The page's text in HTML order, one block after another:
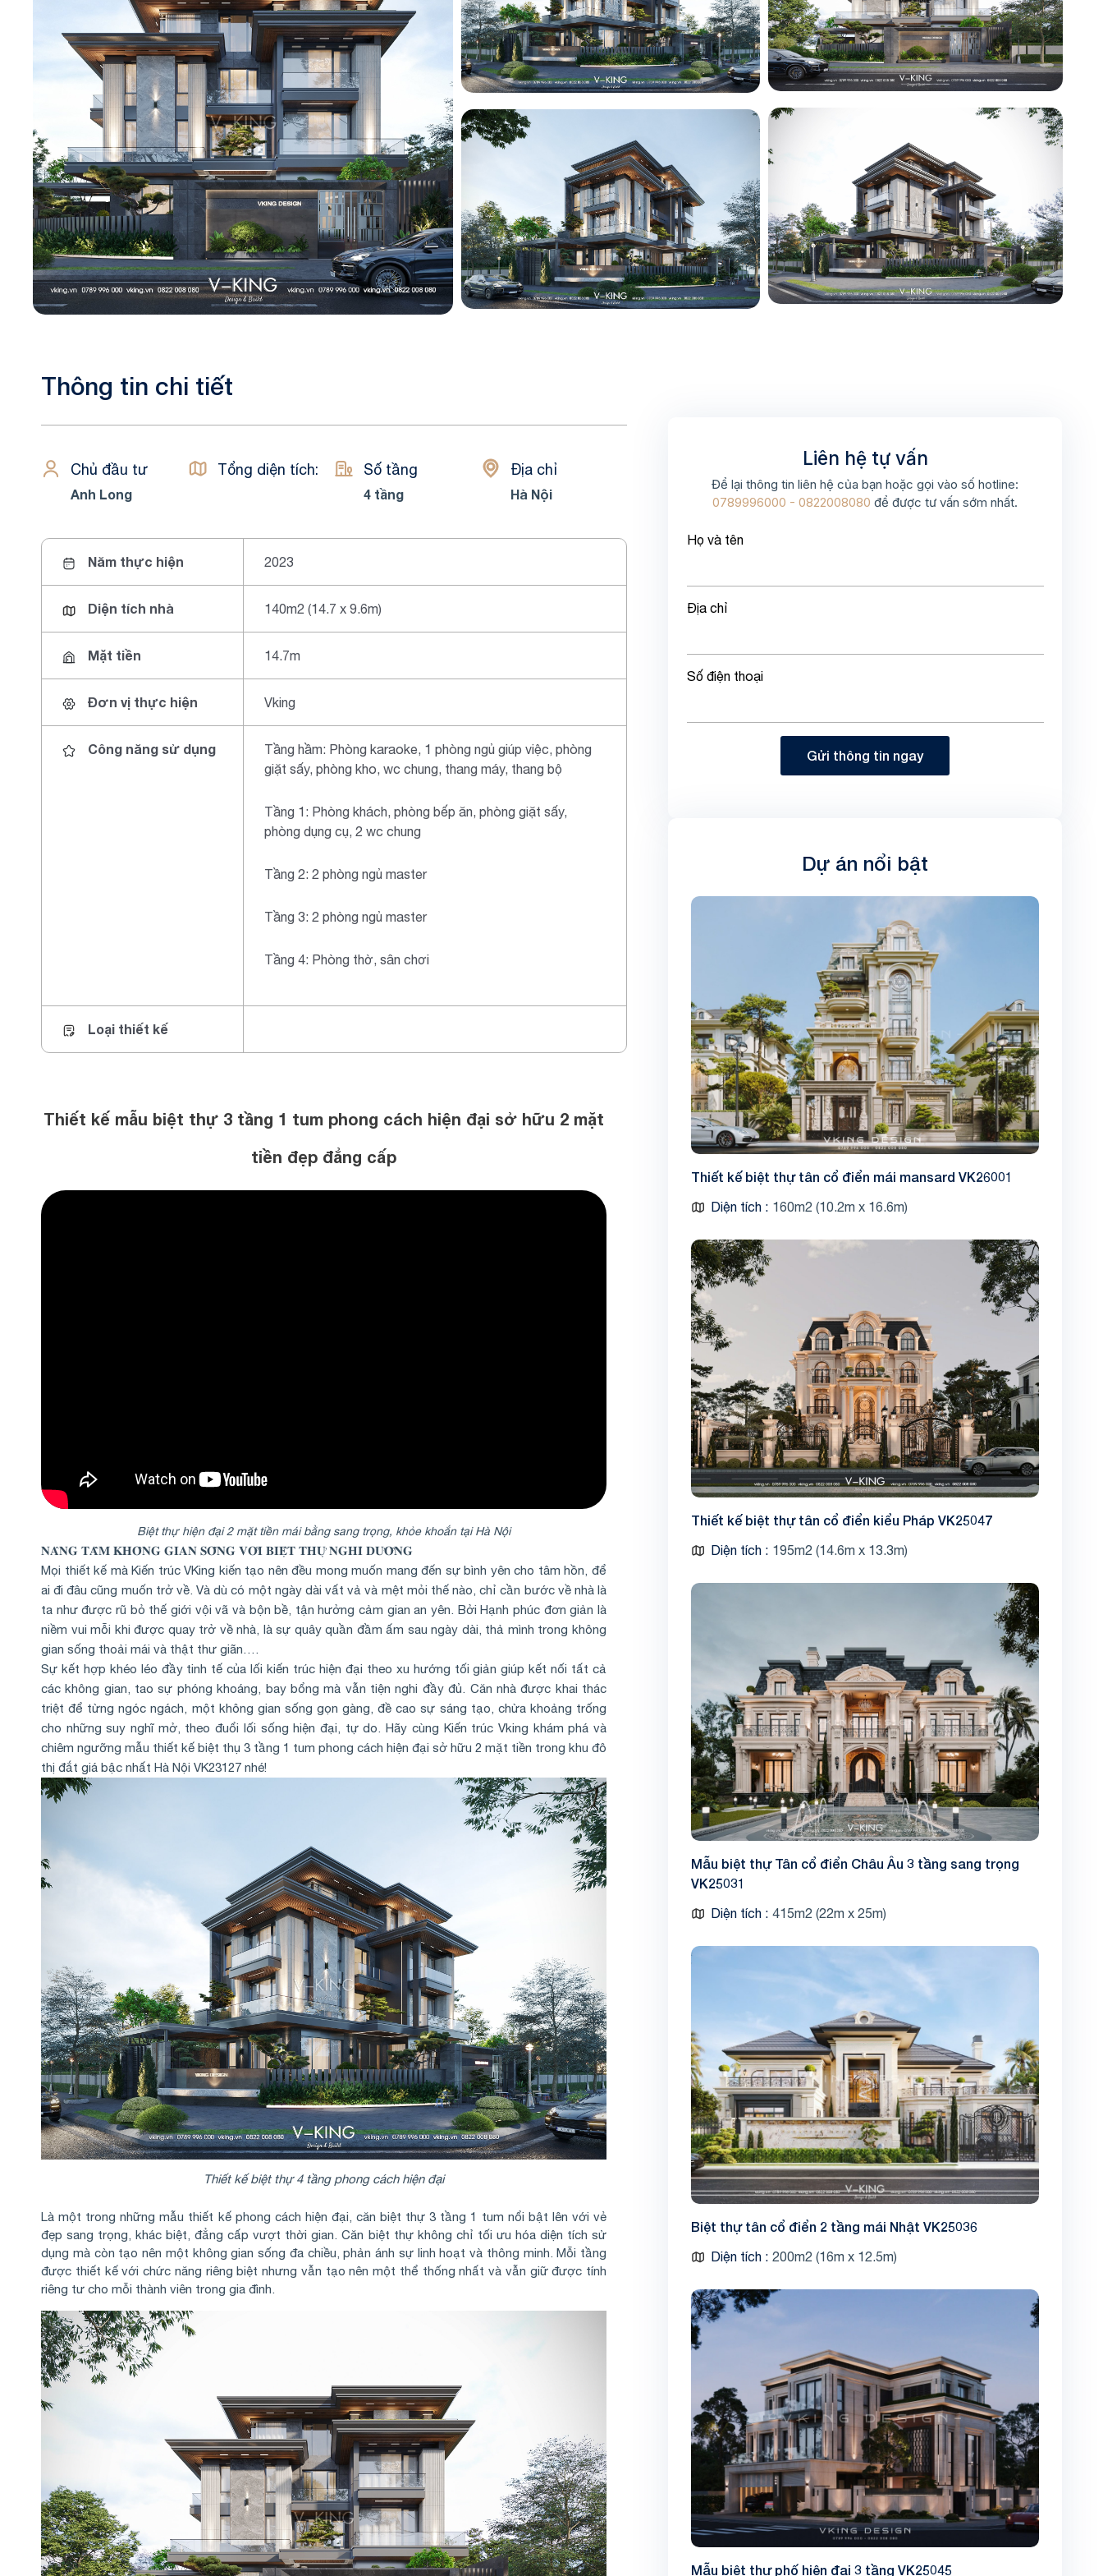
Biệt thự 3 tầng
Biệt thự 4 tầng
Thông tin chi tiết
Chủ đầu tư
Anh Long
Tổng diện tích: Số tầng
4 tầng
Địa chỉ
Hà Nội
Năm thực hiện 2023
Diện tích nhà 140m2 (14.7 x 9.6m)
Mặt tiền 14.7m
Đơn vị thực hiện Vking
Công năng sử dụng
Tầng hầm: Phòng karaoke, 1 phòng ngủ giúp việc, phòng
giặt sấy, phòng kho, wc chung, thang máy, thang bộ
Tầng 1: Phòng khách, phòng bếp ăn, phòng giặt sấy,
phòng dụng cụ, 2 wc chung
Tầng 2: 2 phòng ngủ master
Tầng 3: 2 phòng ngủ master
Tầng 4: Phòng thờ, sân chơi
Loại thiết kế
Thiết kế mẫu biệt thự 3 tầng 1 tum phong cách hiện đại sở hữu 2 mặt
tiền đẹp đẳng cấp
Biệt thự hiện đại 2 mặt tiền mái bằng sang trọng, khỏe khoắn tại Hà Nội
𝐍𝐀̂𝐍𝐆 𝐓𝐀̂̀𝐌 𝐊𝐇𝐎̂𝐍𝐆 𝐆𝐈𝐀𝐍 𝐒𝐎̂́𝐍𝐆 𝐕𝐎̛́𝐈 𝐁𝐈𝐄̣̂𝐓 𝐓𝐇𝐔̛̣ 𝐍𝐆𝐇𝐈̉ 𝐃𝐔̛𝐎̛̃𝐍𝐆
Mọi thiết kế mà Kiến trúc VKing kiến tạo nên đều mong muốn mang đến sự bình yên cho tâm hồn, để
ai đi đâu cũng muốn trở về. Và dù có một ngày dài vất vả và mệt mỏi thế nào, chỉ cần bước về nhà là
ta như được rũ bỏ thế giới vội vã và bộn bề, tận hưởng cảm gian an yên. Bởi Hạnh phúc đơn giản là
niềm vui mỗi khi được quay trở về nhà, là sự quây quần đầm ấm sau ngày dài, thả mình trong không
gian sống thoải mái và thật thư giãn….
Sự kết hợp khéo léo đầy tinh tế của lối kiến trúc hiện đại theo xu hướng tối giản giúp kết nối tất cả
các không gian, tao sự phóng khoáng, bay bổng mà vẫn tiện nghi đầy đủ. Căn nhà được khai thác
triệt để từng ngóc ngách, một không gian sống gọn gàng, đề cao sự sáng tạo, chừa khoảng trống
cho những suy nghĩ mở, theo đuổi lối sống hiện đại, tự do. Hãy cùng Kiến trúc Vking khám phá và
chiêm ngưỡng mẫu thiết kế biệt thụ 3 tầng 1 tum phong cách hiện đại sở hữu 2 mặt tiền trong khu đô
thị đắt giá bậc nhất Hà Nội VK23127 nhé!
Thiết kế biệt thự 4 tầng phong cách hiện đại
Là một trong những mẫu thiết kế phong cách hiện đại, căn biệt thự 3 tầng 1 tum nổi bật lên với vẻ
đẹp sang trọng, khác biệt, đẳng cấp vượt thời gian. Căn biệt thự không chỉ tối ưu hóa diện tích sử
dụng mà còn tạo nên một không gian sống đa chiều, phản ánh sự linh hoạt và thông minh. Mỗi tầng
được thiết kế với chức năng riêng biệt nhưng vẫn tạo nên một thể thống nhất và vẫn giữ được tính
riêng tư cho mỗi thành viên trong gia đình.
Liên hệ tự vấn
Để lại thông tin liên hệ của bạn hoặc gọi vào số hotline:
0789996000 - 0822008080 để được tư vấn sớm nhất.
Họ và tên
Địa chỉ
Số điện thoại
Gửi thông tin ngay
Dự án nổi bật
Thiết kế biệt thự tân cổ điển mái mansard VK26001
Diện tích 160m2 (10.2m x 16.6m)
Thiết kế biệt thự tân cổ điển kiểu Pháp VK25047
Diện tích 195m2 (14.6m x 13.3m)
Mẫu biệt thự Tân cổ điển Châu Âu 3 tầng sang trọng
VK25031
Diện tích 415m2 (22m x 25m)
Biệt thự tân cổ điển 2 tầng mái Nhật VK25036
Diện tích 200m2 (16m x 12.5m)
Mẫu biệt thự phố hiện đại 3 tầng VK25045